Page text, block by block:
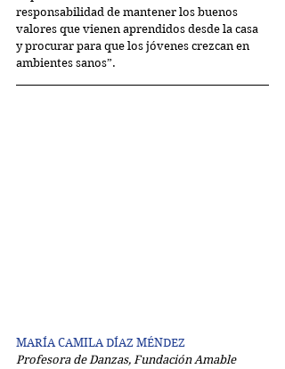
responsabilidad de mantener los buenos
valores que vienen aprendidos desde la casa
y procurar para que los jóvenes crezcan en
ambientes sanos”.
MARÍA CAMILA DÍAZ MÉNDEZ
Profesora de Danzas, Fundación Amable